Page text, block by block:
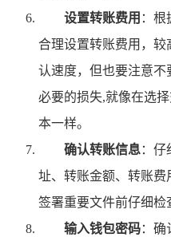
设置转账费用 ：根
合理设置转账费用，较
认速度，但也要注意不
必要的损失,就像在选
本一样。
确认转账信息：仔
址、转账金额、转账费
签署重要文件前仔细检
输入钱包密码：确